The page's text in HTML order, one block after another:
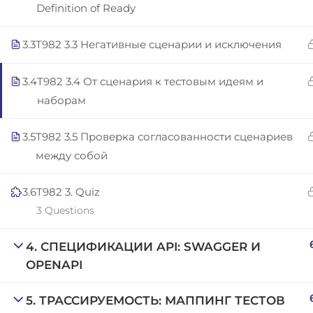
Definition of Ready
3.3T982 3.3 Негативные сценарии и исключения
3.4T982 3.4 От сценария к тестовым идеям и
наборам
3.5T982 3.5 Проверка согласованности сценариев
между собой
3.6T982 3. Quiz
3 Questions
4. СПЕЦИФИКАЦИИ API: SWAGGER И
OPENAPI
5. ТРАССИРУЕМОСТЬ: МАППИНГ ТЕСТОВ
Copyright © 2025 | San Javier, Spain | Created by